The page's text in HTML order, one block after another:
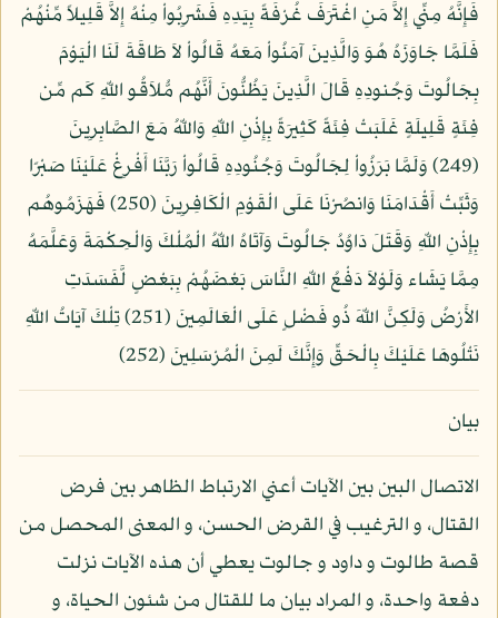
فَإِنَّهُ مِنِّي إِلاَّ مَنِ اغْتَرَفَ غُرْفَةً بِيَدِهِ فَشَرِبُواْ مِنْهُ إِلاَّ قَلِيلاً مِّنْهُمْ
فَلَمَّا جَاوَزَهُ هُوَ وَالَّذِينَ آمَنُواْ مَعَهُ قَالُواْ لاَ طَاقَةَ لَنَا الْيَوْمَ
بِجَالُوتَ وَجُنودِهِ قَالَ الَّذِينَ يَظُنُّونَ أَنَّهُم مُّلاَقُو اللّهِ كَم مِّن
فِئَةٍ قَلِيلَةٍ غَلَبَتْ فِئَةً كَثِيرَةً بِإِذْنِ اللّهِ وَاللّهُ مَعَ الصَّابِرِينَ
(249) وَلَمَّا بَرَزُواْ لِجَالُوتَ وَجُنُودِهِ قَالُواْ رَبَّنَا أَفْرِغْ عَلَيْنَا صَبْرًا
وَثَبِّتْ أَقْدَامَنَا وَانصُرْنَا عَلَى الْقَوْمِ الْكَافِرِينَ (250) فَهَزَمُوهُم
بِإِذْنِ اللّهِ وَقَتَلَ دَاوُدُ جَالُوتَ وَآتَاهُ اللّهُ الْمُلْكَ وَالْحِكْمَةَ وَعَلَّمَهُ
مِمَّا يَشَاء وَلَوْلاَ دَفْعُ اللّهِ النَّاسَ بَعْضَهُمْ بِبَعْضٍ لَّفَسَدَتِ
الأَرْضُ وَلَكِنَّ اللّهَ ذُو فَضْلٍ عَلَى الْعَالَمِينَ (251) تِلْكَ آيَاتُ اللّهِ
نَتْلُوهَا عَلَيْكَ بِالْحَقِّ وَإِنَّكَ لَمِنَ الْمُرْسَلِينَ (252)
بيان
الاتصال البين بين الآيات أعني الارتباط الظاهر بين فرض
القتال، و الترغيب في القرض الحسن، و المعنى المحصل من
قصة طالوت و داود و جالوت يعطي أن هذه الآيات نزلت
دفعة واحدة، و المراد بيان ما للقتال من شئون الحياة، و